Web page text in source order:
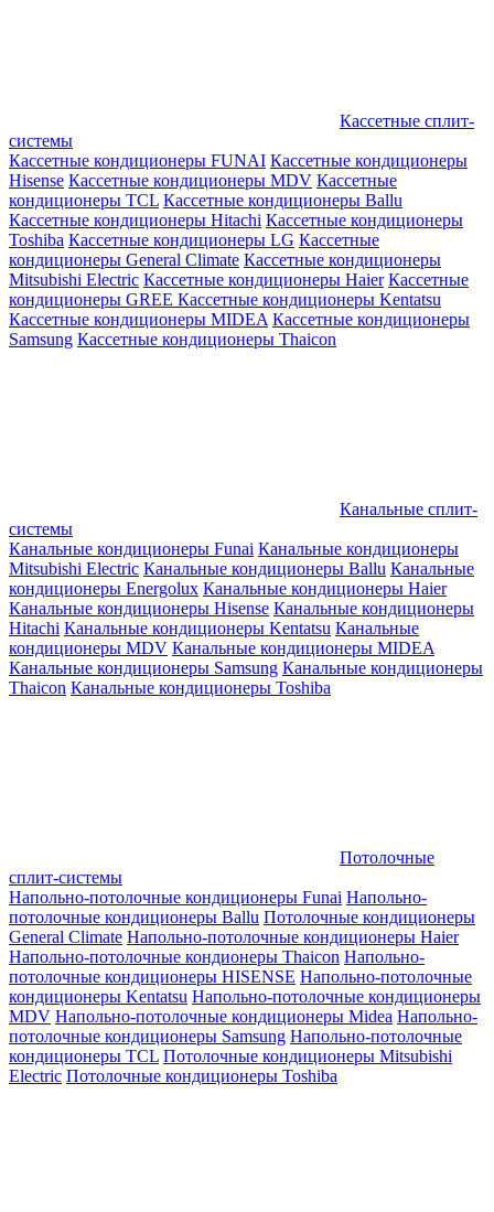
Кассетные сплит-
системы
Кассетные кондиционеры FUNAI Кассетные кондиционеры
Hisense Кассетные кондиционеры MDV Кассетные
кондиционеры TCL Кассетные кондиционеры Ballu
Кассетные кондиционеры Hitachi Кассетные кондиционеры
Toshiba Кассетные кондиционеры LG Кассетные
кондиционеры General Climate Кассетные кондиционеры
Mitsubishi Electric Кассетные кондиционеры Haier Кассетные
кондиционеры GREE Кассетные кондиционеры Kentatsu
Кассетные кондиционеры MIDEA Кассетные кондиционеры
Samsung Кассетные кондиционеры Thaicon
Канальные сплит-
системы
Канальные кондиционеры Funai Канальные кондиционеры
Mitsubishi Electric Канальные кондиционеры Ballu Канальные
кондиционеры Energolux Канальные кондиционеры Haier
Канальные кондиционеры Hisense Канальные кондиционеры
Hitachi Канальные кондиционеры Kentatsu Канальные
кондиционеры MDV Канальные кондиционеры MIDEA
Канальные кондиционеры Samsung Канальные кондиционеры
Thaicon Канальные кондиционеры Toshiba
Потолочные
сплит-системы
Напольно-потолочные кондиционеры Funai Напольно-
потолочные кондиционеры Ballu Потолочные кондиционеры
General Climate Напольно-потолочные кондиционеры Haier
Напольно-потолочные кондионеры Thaicon Напольно-
потолочные кондиционеры HISENSE Напольно-потолочные
кондиционеры Kentatsu Напольно-потолочные кондиционеры
MDV Напольно-потолочные кондиционеры Midea Напольно-
потолочные кондиционеры Samsung Напольно-потолочные
кондиционеры TCL Потолочные кондиционеры Mitsubishi
Electric Потолочные кондиционеры Toshiba